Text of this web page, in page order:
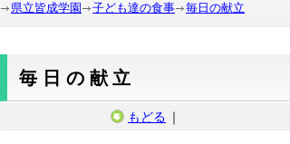
県立皆成学園
子ども達の食事 毎日の献立
毎日の献立
もどる ｜